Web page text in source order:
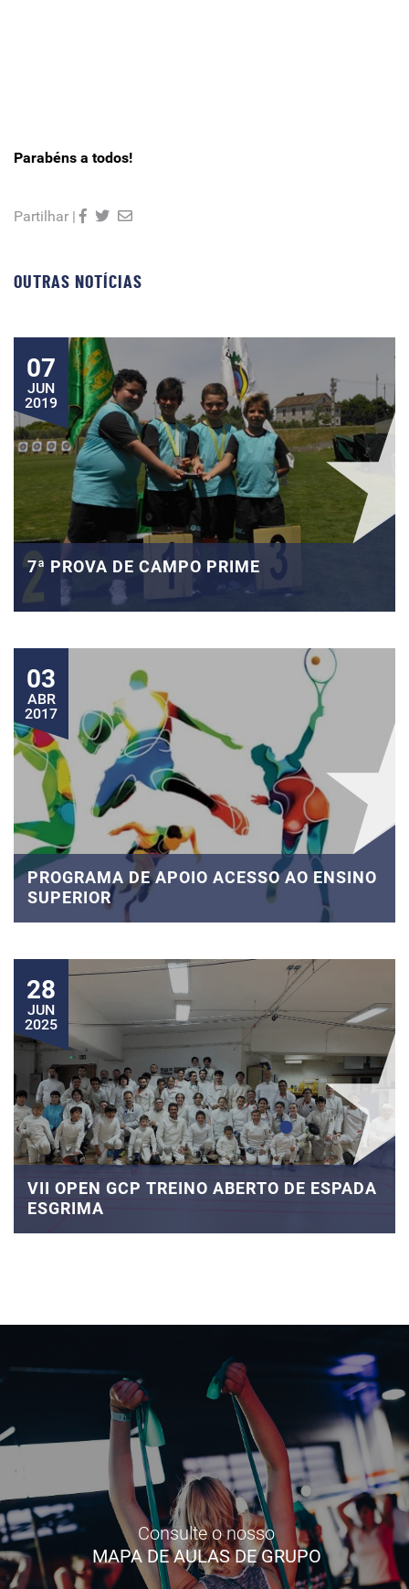
Parabéns a todos!
Partilhar |
OUTRAS NOTÍCIAS
07
JUN
2019
7ª PROVA DE CAMPO PRIME
03
ABR
2017
PROGRAMA DE APOIO ACESSO AO ENSINO
SUPERIOR
28
JUN
2025
VII OPEN GCP TREINO ABERTO DE ESPADA
ESGRIMA
Consulte o nosso
MAPA DE AULAS DE GRUPO